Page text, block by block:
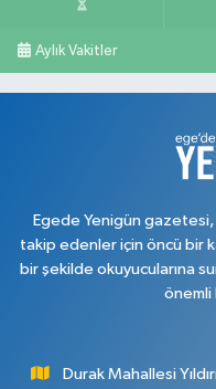
Aylık Vakitler
Egede Yenigün
takip edenler için öncü bir
bir şekilde okuyucularına
önemli
Durak Mahallesi